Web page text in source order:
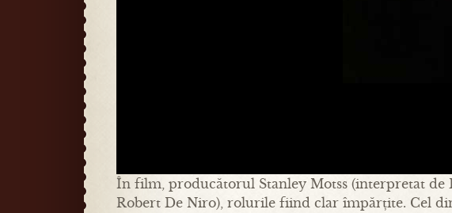
În film, producătorul Stanley Motss (interpretat
Robert De Niro), rolurile fiind clar împărțite. Cel